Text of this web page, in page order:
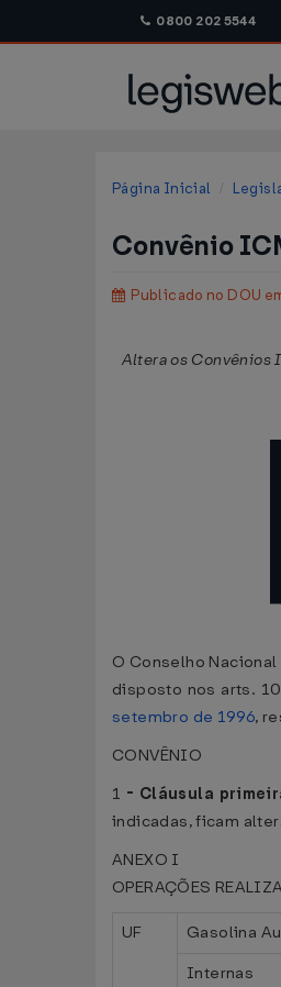
0800 202 5544
Página Inicial
Convênio
Publicado no DOU
Altera os Convênios
O Conselho
disposto nos arts.
setembro de 1996,
CONVÊNIO
1 - Cláusula
indicadas, ficam
ANEXO I
OPERAÇÕES
UF Gasolina
Internas